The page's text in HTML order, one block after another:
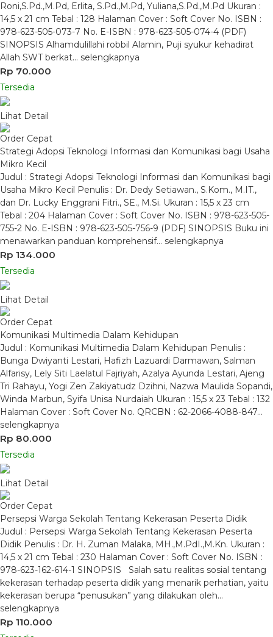
Roni,S.Pd.,M.Pd, Erlita, S.Pd.,M.Pd, Yuliana,S.Pd.,M.Pd Ukuran :
14,5 x 21 cm Tebal : 128 Halaman Cover : Soft Cover No. ISBN :
978-623-505-073-7 No. E-ISBN : 978-623-505-074-4 (PDF)
SINOPSIS Alhamdulillahi robbil Alamin, Puji syukur kehadirat
Allah SWT berkat… selengkapnya
Rp 70.000
Tersedia
Lihat Detail
Order Cepat
Strategi Adopsi Teknologi Informasi dan Komunikasi bagi Usaha
Mikro Kecil
Judul : Strategi Adopsi Teknologi Informasi dan Komunikasi bagi
Usaha Mikro Kecil Penulis : Dr. Dedy Setiawan., S.Kom., M.IT.,
dan Dr. Lucky Enggrani Fitri., SE., M.Si. Ukuran : 15,5 x 23 cm
Tebal : 204 Halaman Cover : Soft Cover No. ISBN : 978-623-505-
755-2 No. E-ISBN : 978-623-505-756-9 (PDF) SINOPSIS Buku ini
menawarkan panduan komprehensif… selengkapnya
Rp 134.000
Tersedia
Lihat Detail
Order Cepat
Komunikasi Multimedia Dalam Kehidupan
Judul : Komunikasi Multimedia Dalam Kehidupan Penulis :
Bunga Dwiyanti Lestari, Hafizh Lazuardi Darmawan, Salman
Alfarisy, Lely Siti Laelatul Fajriyah, Azalya Ayunda Lestari, Ajeng
Tri Rahayu, Yogi Zen Zakiyatudz Dzihni, Nazwa Maulida Sopandi,
Winda Marbun, Syifa Unisa Nurdaiah Ukuran : 15,5 x 23 Tebal : 132
Halaman Cover : Soft Cover No. QRCBN : 62-2066-4088-847…
selengkapnya
Rp 80.000
Tersedia
Lihat Detail
Order Cepat
Persepsi Warga Sekolah Tentang Kekerasan Peserta Didik
Judul : Persepsi Warga Sekolah Tentang Kekerasan Peserta
Didik Penulis : Dr. H. Zuman Malaka, MH.,M.PdI.,M.Kn. Ukuran :
14,5 x 21 cm Tebal : 230 Halaman Cover : Soft Cover No. ISBN :
978-623-162-614-1 SINOPSIS Salah satu realitas sosial tentang
kekerasan terhadap peserta didik yang menarik perhatian, yaitu
kekerasan berupa “penusukan” yang dilakukan oleh…
selengkapnya
Rp 110.000